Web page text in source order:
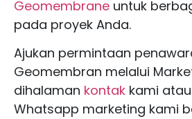
Geomembrane untuk
pada proyek Anda.
Ajukan permintaan
Geomembran melalui
dihalaman kontak kami
Whatsapp marketing kami